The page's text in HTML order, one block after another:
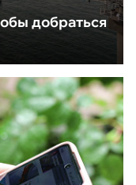
добраться